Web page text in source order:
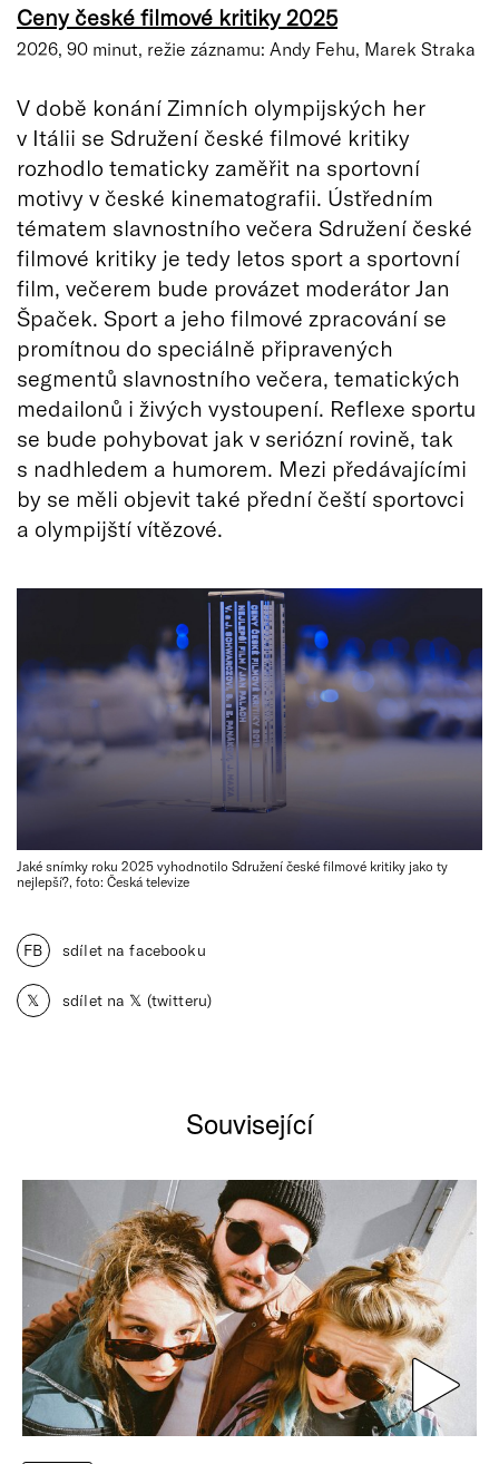
Ceny české filmové kritiky 2025
2026, 90 minut, režie záznamu: Andy Fehu, Marek Straka
V době konání Zimních olympijských her
v Itálii se Sdružení české filmové kritiky
rozhodlo tematicky zaměřit na sportovní
motivy v české kinematografii. Ústředním
tématem slavnostního večera Sdružení české
filmové kritiky je tedy letos sport a sportovní
film, večerem bude provázet moderátor Jan
Špaček. Sport a jeho filmové zpracování se
promítnou do speciálně připravených
segmentů slavnostního večera, tematických
medailonů i živých vystoupení. Reflexe sportu
se bude pohybovat jak v seriózní rovině, tak
s nadhledem a humorem. Mezi předávajícími
by se měli objevit také přední čeští sportovci
a olympijští vítězové.
Jaké snímky roku 2025 vyhodnotilo Sdružení české filmové kritiky jako ty
nejlepší?, foto: Česká televize
FB sdílet na facebooku
𝕏 sdílet na 𝕏 (twitteru)
Související